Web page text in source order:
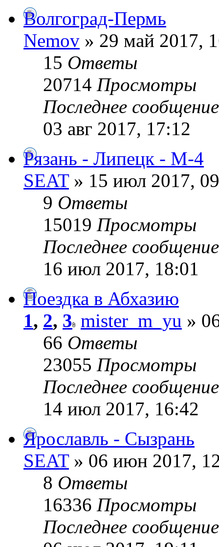
Волгоград-Пермь
Nemov » 29 май 2017,
15 Ответы
20714 Просмотры
Последнее
03 авг 2017, 17:12
Рязань - Липецк - М-4
SEAT» 15 июл 2017,
9 Ответы
15019 Просмотры
Последнее
16 июл 2017, 18:01
Поездка в Абхазию
1, 2, 3 mister_m_yu »
66 Ответы
23055 Просмотры
Последнее
14 июл 2017, 16:42
Ярославль - Сызрань
SEAT» 06 июн 2017,
8 Ответы
16336 Просмотры
Последнее